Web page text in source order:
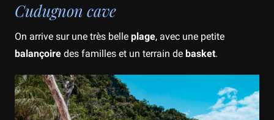
Cudugnon cave
On arrive sur une très belle plage, avec une petite
balançoire des familles et un terrain de basket.